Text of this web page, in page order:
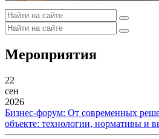
Мероприятия
22
сен
2026
Бизнес-форум: От современных
объекте: технологии, нормативы и